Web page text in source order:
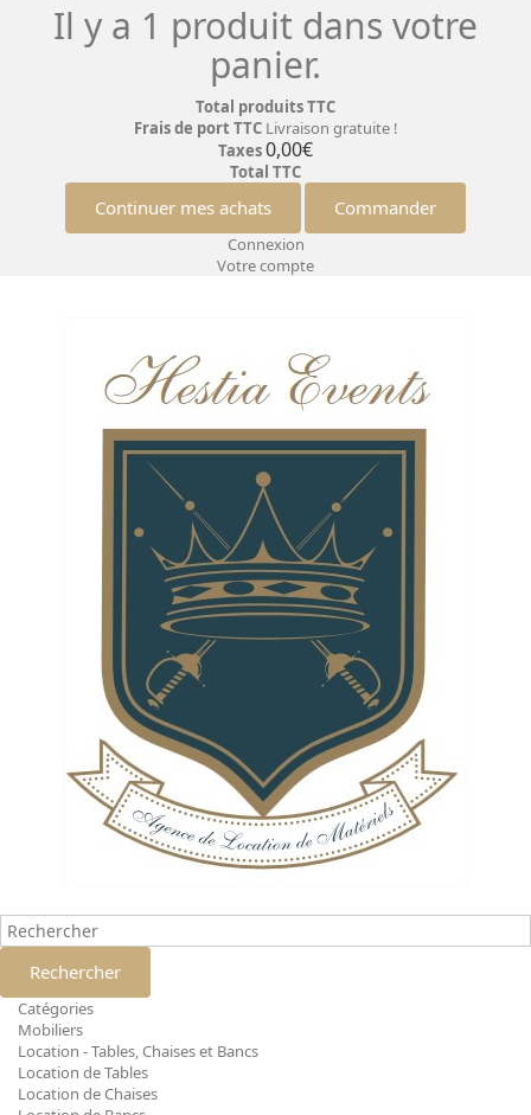
Il y a 1 produit dans votre
panier.
Total produits TTC
Frais de port TTC Livraison gratuite !
Taxes0,00€
Total TTC
Continuer mes achats Commander
Connexion
Votre compte
Rechercher
Catégories
Mobiliers
Location - Tables, Chaises et Bancs
Location de Tables
Location de Chaises